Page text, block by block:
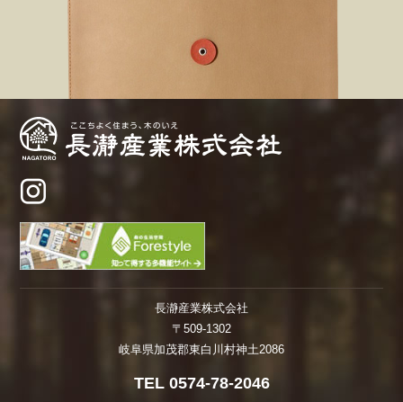
長瀞産業株式会社
〒509-1302
岐阜県加茂郡東白川村神土2086
TEL 0574-78-2046